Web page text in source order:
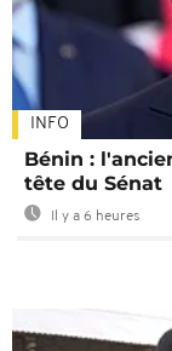
INFO
Bénin :
tête du Sénat
Il y a 6 heures